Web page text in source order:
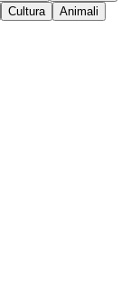
Cultura
Animali